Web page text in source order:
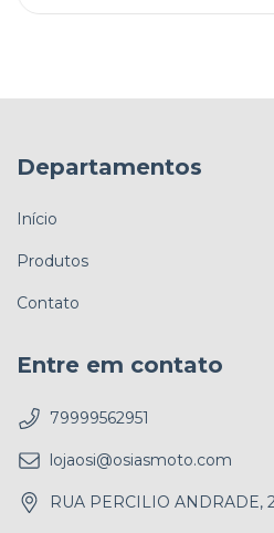
Departamentos
Início
Produtos
Contato
Entre em contato
79999562951
lojaosi@osiasmoto.com
RUA PERCILIO ANDRADE,